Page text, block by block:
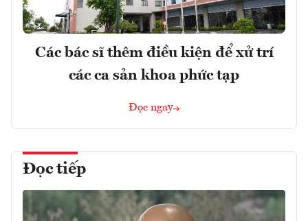
Các bác sĩ thêm điều kiện để xử trí
các ca sản khoa phức tạp
Đọc ngay
Đọc tiếp